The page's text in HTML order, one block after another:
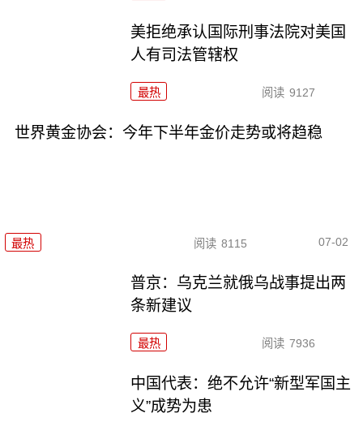
美拒绝承认国际刑事法院对美国
人有司法管辖权
最热 阅读 9127
世界黄金协会：今年下半年金价走势或将趋稳
最热 阅读 8115 07-02
普京：乌克兰就俄乌战事提出两
条新建议
最热 阅读 7936
中国代表：绝不允许“新型军国主
义”成势为患